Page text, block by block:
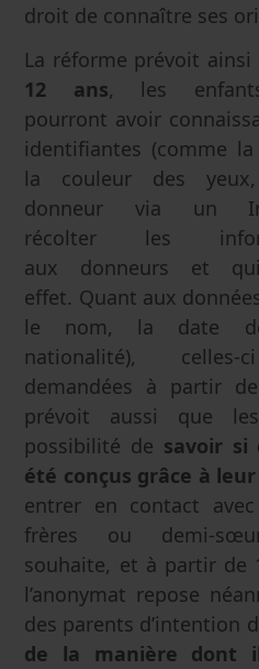
droit de connaître ses
La réforme prévoit ainsi
12 ans, les
pourront avoir
identifiantes (comme
la couleur des
donneur via un
récolter les
aux donneurs et
effet. Quant aux
le nom, la date
nationalité),
demandées à partir
prévoit aussi que
possibilité de savoir si
été conçus grâce à
entrer en contact
frères ou demi-
souhaite, et à partir de
l’anonymat repose
des parents d’intention
de la manière dont